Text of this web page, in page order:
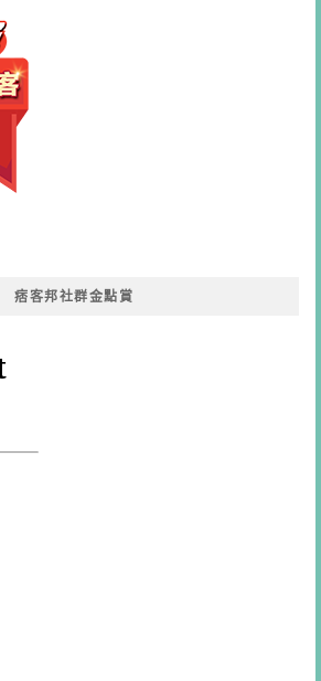
痞客邦社群金點賞